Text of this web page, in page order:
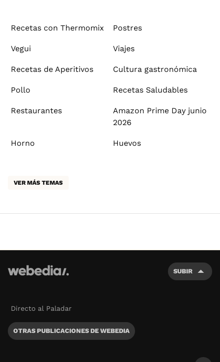
Recetas con Thermomix Postres
Vegui Viajes
Recetas de Aperitivos Cultura gastronómica
Pollo Recetas Saludables
Restaurantes
Amazon Prime Day junio
2026
Horno Huevos
VER MÁS TEMAS
SUBIR
Directo al Paladar
OTRAS PUBLICACIONES DE WEBEDIA